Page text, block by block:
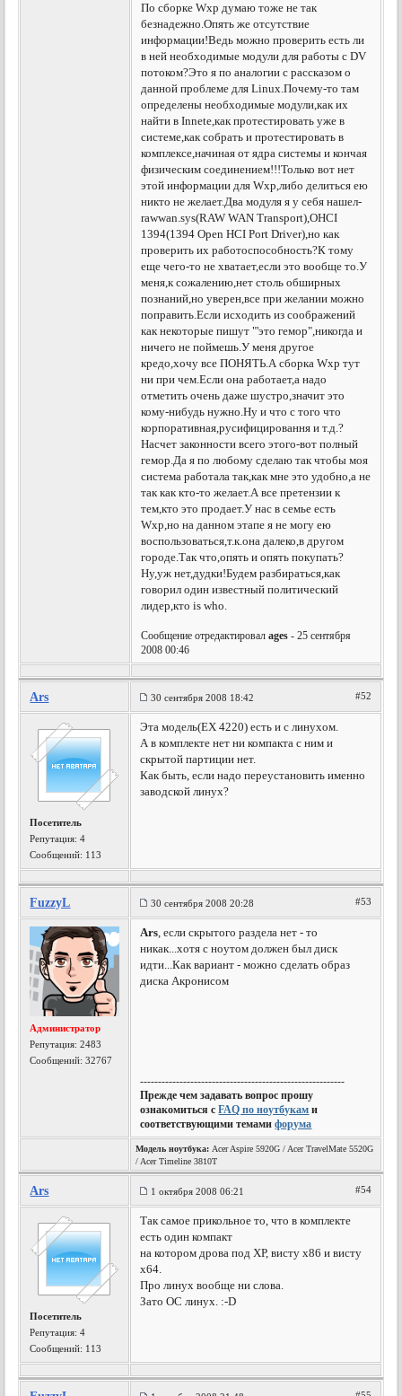
По сборке Wxp думаю тоже не так
безнадежно.Опять же отсутствие
информации!Ведь можно проверить есть ли
в ней необходимые модули для работы с DV
потоком?Это я по аналогии с рассказом о
данной проблеме для Linux.Почему-то там
определены необходимые модули,как их
найти в Innete,как протестировать уже в
системе,как собрать и протестировать в
комплексе,начиная от ядра системы и кончая
физическим соединением!!!Только вот нет
этой информации для Wxp,либо делиться ею
никто не желает.Два модуля я у себя нашел-
rawwan.sys(RAW WAN Transport),OHCI
1394(1394 Open HCI Port Driver),но как
проверить их работоспособность?К тому
еще чего-то не хватает,если это вообще то.У
меня,к сожалению,нет столь обширных
познаний,но уверен,все при желании можно
поправить.Если исходить из соображений
как некоторые пишут "'это гемор",никогда и
ничего не поймешь.У меня другое
кредо,хочу все ПОНЯТЬ.А сборка Wxp тут
ни при чем.Если она работает,а надо
отметить очень даже шустро,значит это
кому-нибудь нужно.Ну и что с того что
корпоративная,русифицировання и т.д.?
Насчет законности всего этого-вот полный
гемор.Да я по любому сделаю так чтобы моя
система работала так,как мне это удобно,а не
так как кто-то желает.А все претензии к
тем,кто это продает.У нас в семье есть
Wxp,но на данном этапе я не могу ею
воспользоваться,т.к.она далеко,в другом
городе.Так что,опять и опять покупать?
Ну,уж нет,дудки!Будем разбираться,как
говорил один известный политический
лидер,кто is who.
Сообщение отредактировалages - 25 сентября
2008 00:46
Ars 30 сентября 2008 18:42 #52
Посетитель
Репутация:4
Сообщений: 113
Эта модель(EX 4220) есть и с линухом.
А в комплекте нет ни компакта с ним и
скрытой партиции нет.
Как быть, если надо переустановить именно
заводской линух?
FuzzyL 30 сентября 2008 20:28 #53
Администратор
Репутация:2483
Сообщений: 32767
Ars, если скрытого раздела нет - то
никак...хотя с ноутом должен был диск
идти...Как вариант - можно сделать образ
диска Акронисом
---------------------------------------------------------
Прежде чем задавать вопрос прошу
ознакомиться сFAQ по ноутбукам и
соответствующими темамифорума
Модель ноутбука: Acer Aspire 5920G / Acer TravelMate 5520G
/ Acer Timeline 3810T
Ars 1 октября 2008 06:21 #54
Посетитель
Репутация:4
Сообщений: 113
Так самое прикольное то, что в комплекте
есть один компакт
на котором дрова под ХР, висту х86 и висту
х64.
Про линух вообще ни слова.
Зато ОС линух. :-D